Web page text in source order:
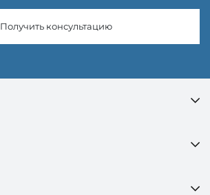
Получить консультацию